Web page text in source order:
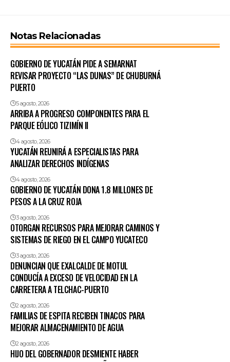
Notas Relacionadas
GOBIERNO DE YUCATÁN PIDE A SEMARNAT
REVISAR PROYECTO “LAS DUNAS” DE CHUBURNÁ
PUERTO
5 agosto, 2026
ARRIBA A PROGRESO COMPONENTES PARA EL
PARQUE EÓLICO TIZIMÍN II
4 agosto, 2026
YUCATÁN REUNIRÁ A ESPECIALISTAS PARA
ANALIZAR DERECHOS INDÍGENAS
4 agosto, 2026
GOBIERNO DE YUCATÁN DONA 1.8 MILLONES DE
PESOS A LA CRUZ ROJA
3 agosto, 2026
OTORGAN RECURSOS PARA MEJORAR CAMINOS Y
SISTEMAS DE RIEGO EN EL CAMPO YUCATECO
3 agosto, 2026
DENUNCIAN QUE EXALCALDE DE MOTUL
CONDUCÍA A EXCESO DE VELOCIDAD EN LA
CARRETERA A TELCHAC-PUERTO
2 agosto, 2026
FAMILIAS DE ESPITA RECIBEN TINACOS PARA
MEJORAR ALMACENAMIENTO DE AGUA
2 agosto, 2026
HIJO DEL GOBERNADOR DESMIENTE HABER